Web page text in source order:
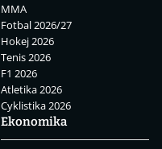
MMA
Fotbal 2026/27
Hokej 2026
Tenis 2026
F1 2026
Atletika 2026
Cyklistika 2026
Ekonomika